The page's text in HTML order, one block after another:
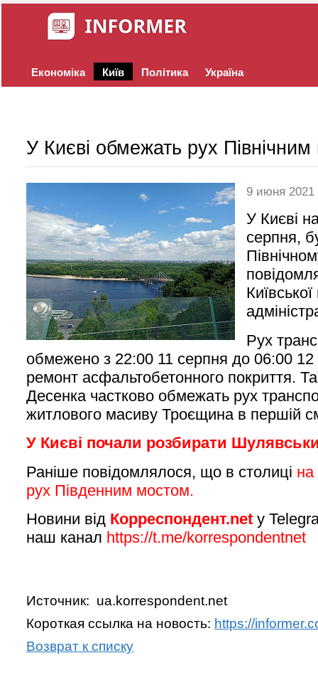
Економіка Київ Політика Україна
У Києві обмежать рух
9 июня 2021
У Києві
серпня,
Рух
обмежено з 22:00 11 серпня до 06:00 12
ремонт асфальтобетонного покриття.
Десенка частково обмежать рух
житлового масиву Троєщина в першій
У Києві почали розбирати
Раніше повідомлялося, що в столиці на
рух Південним мостом.
Новини від Корреспондент.net у
наш канал https://t.me/korrespondentnet
Источник: ua.korrespondent.net
Короткая ссылка на новость: https://
Возврат к списку